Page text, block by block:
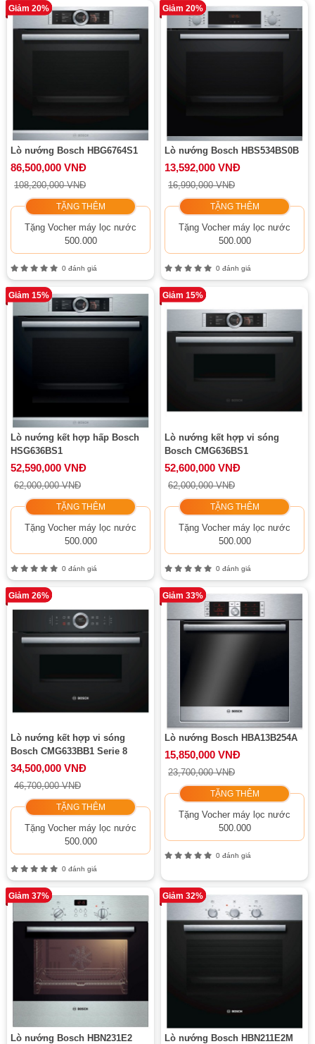
Giảm 20%
Lò nướng Bosch HBG6764S1
86,500,000 VNĐ
108,200,000 VNĐ
TẶNG THÊM
Tặng Vocher máy lọc nước
500.000
0 đánh giá
Giảm 20%
Lò nướng Bosch HBS534BS0B
13,592,000 VNĐ
16,990,000 VNĐ
TẶNG THÊM
Tặng Vocher máy lọc nước
500.000
0 đánh giá
Giảm 15%
Lò nướng kết hợp hấp Bosch
HSG636BS1
52,590,000 VNĐ
62,000,000 VNĐ
TẶNG THÊM
Tặng Vocher máy lọc nước
500.000
0 đánh giá
Giảm 15%
Lò nướng kết hợp vi sóng
Bosch CMG636BS1
52,600,000 VNĐ
62,000,000 VNĐ
TẶNG THÊM
Tặng Vocher máy lọc nước
500.000
0 đánh giá
Giảm 26%
Lò nướng kết hợp vi sóng
Bosch CMG633BB1 Serie 8
34,500,000 VNĐ
46,700,000 VNĐ
TẶNG THÊM
Tặng Vocher máy lọc nước
500.000
0 đánh giá
Giảm 33%
Lò nướng Bosch HBA13B254A
15,850,000 VNĐ
23,700,000 VNĐ
TẶNG THÊM
Tặng Vocher máy lọc nước
500.000
0 đánh giá
Giảm 37%
Lò nướng Bosch HBN231E2
Giảm 32%
Lò nướng Bosch HBN211E2M